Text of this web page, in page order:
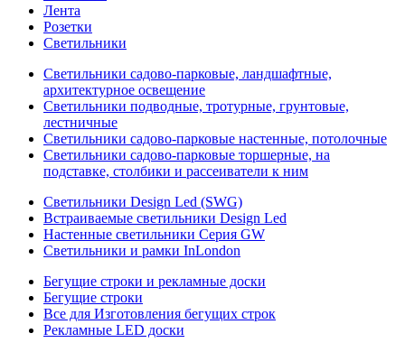
Лента
Розетки
Светильники
Светильники садово-парковые, ландшафтные,
архитектурное освещение
Светильники подводные, тротурные, грунтовые,
лестничные
Светильники садово-парковые настенные, потолочные
Светильники садово-парковые торшерные, на
подставке, столбики и рассеиватели к ним
Светильники Design Led (SWG)
Встраиваемые светильники Design Led
Настенные светильники Серия GW
Светильники и рамки InLondon
Бегущие строки и рекламные доски
Бегущие строки
Все для Изготовления бегущих строк
Рекламные LED доски